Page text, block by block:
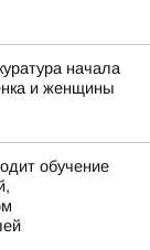
начала
и женщины
обучение